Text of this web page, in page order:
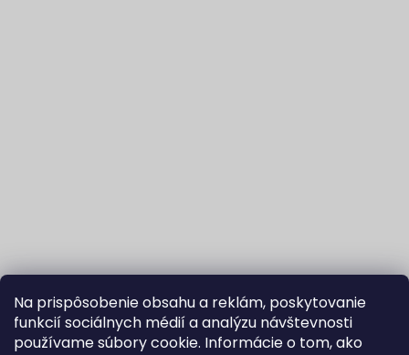
Na prispôsobenie obsahu a reklám, poskytovanie
funkcií sociálnych médií a analýzu návštevnosti
používame súbory cookie. Informácie o tom, ako